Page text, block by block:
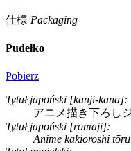
仕様 Packaging
Pudełko
Pobierz
Tytuł japoński [kanji-kana]:
アニメ描き下ろし
Tytuł japoński [rōmaji]:
Anime kakioroshi